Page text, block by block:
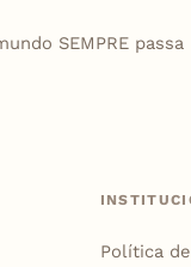
SEMPRE passa
Política